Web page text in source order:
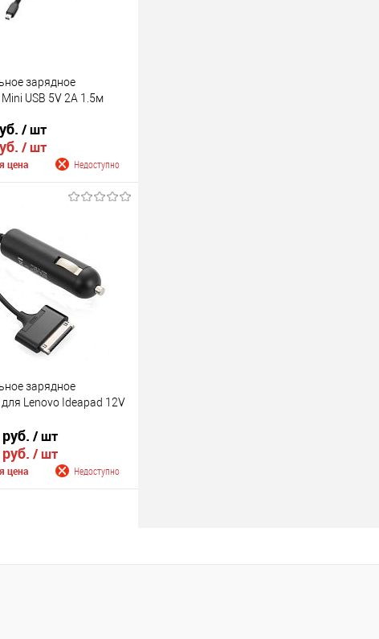
зарядное
USB 5V 2A 1.5м
/ шт
/ шт
цена Недоступно
Недоступно
зарядное
Lenovo Ideapad 12V
/ шт
/ шт
цена Недоступно